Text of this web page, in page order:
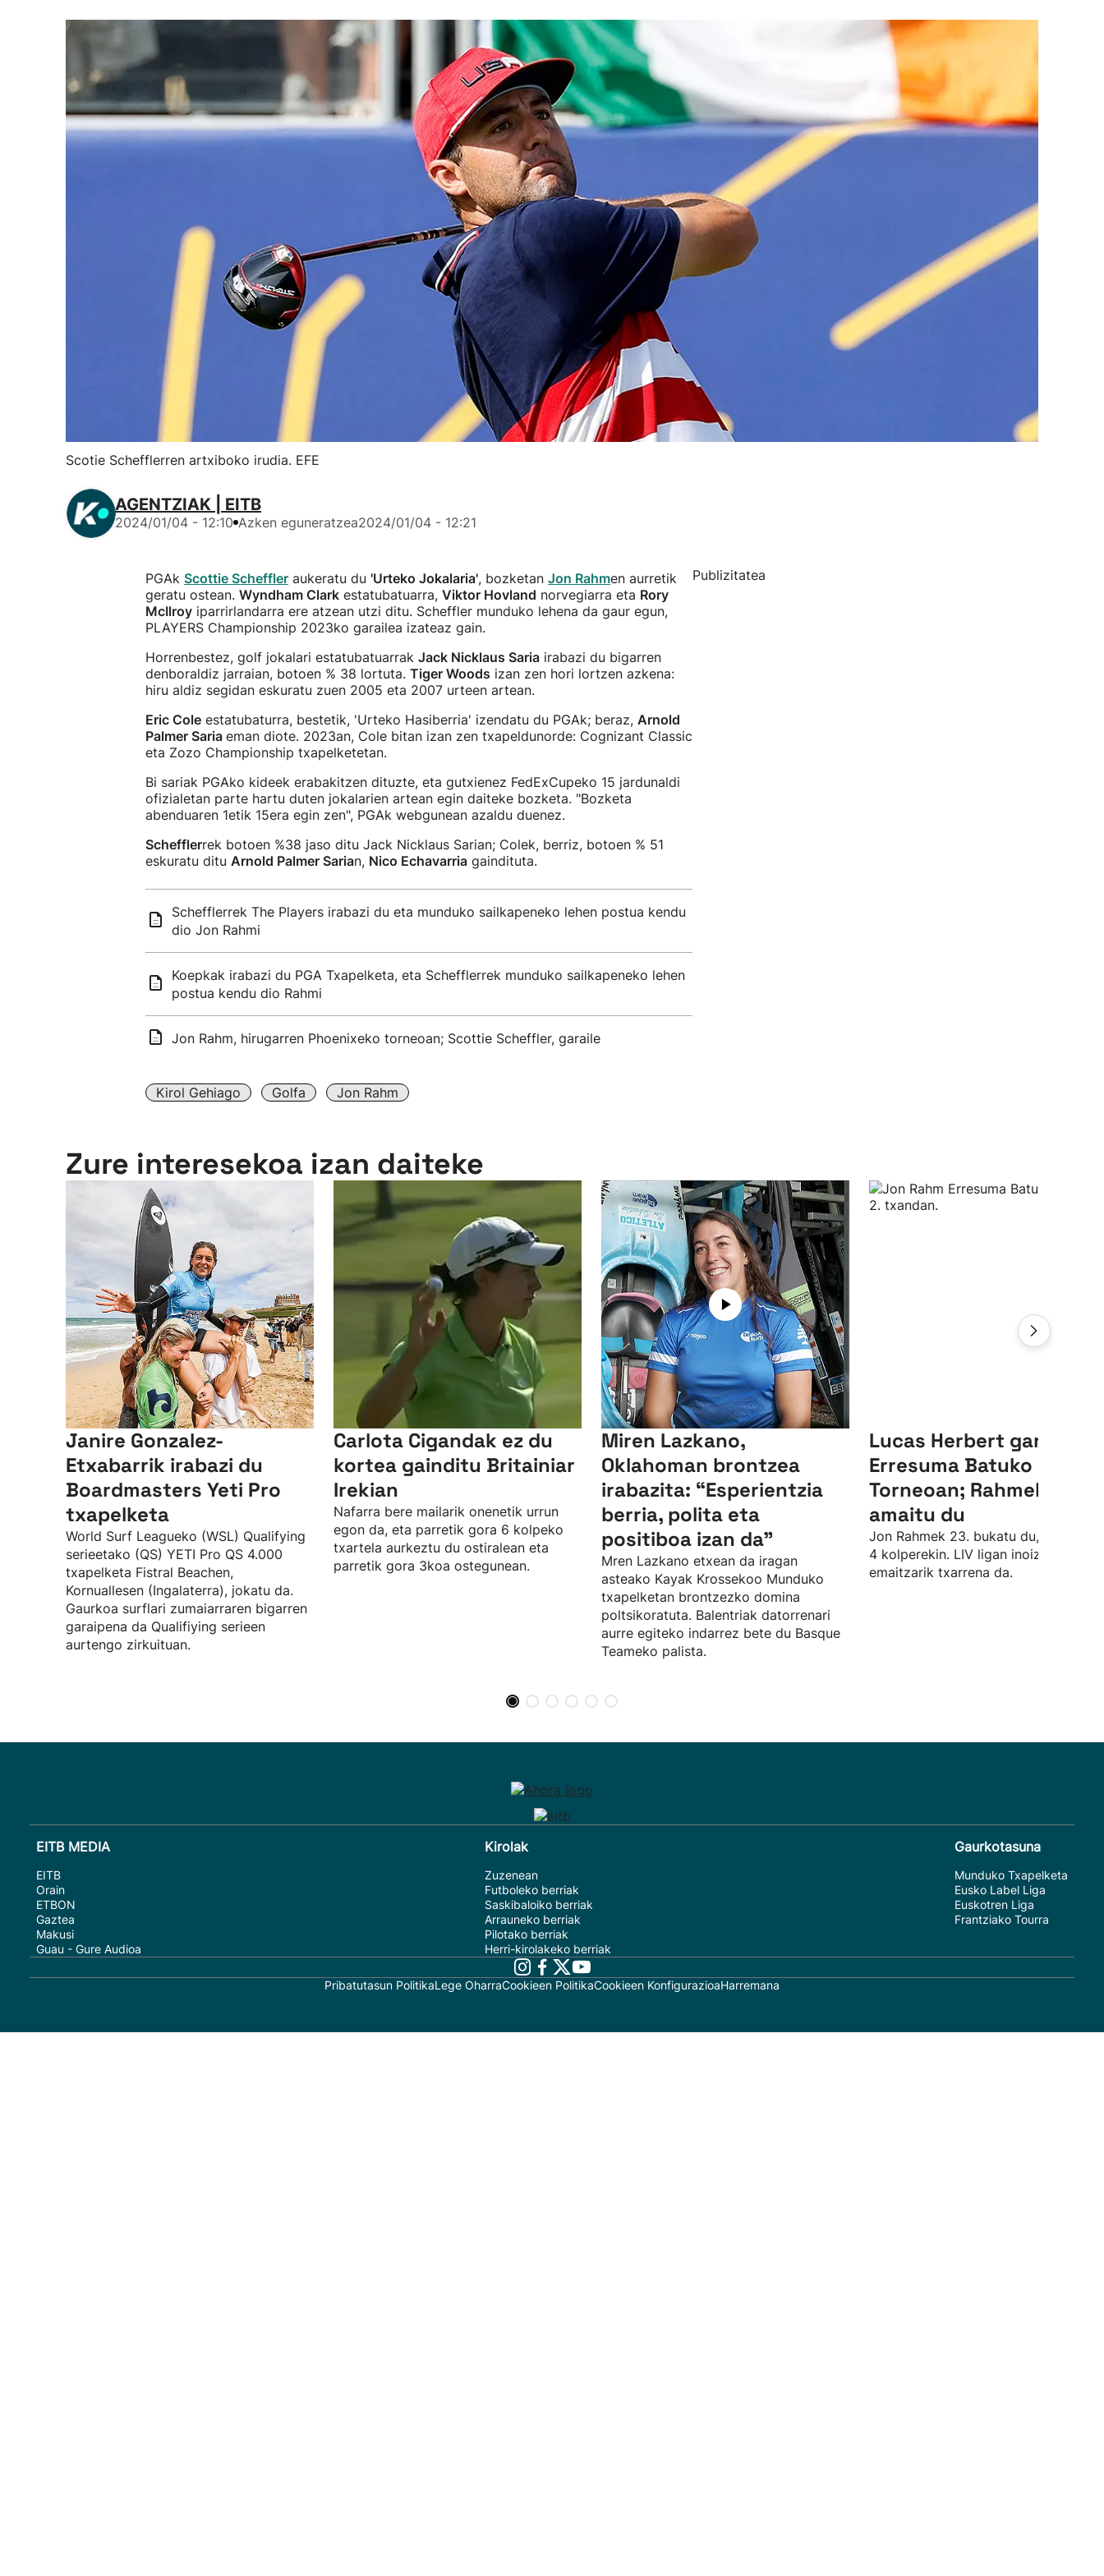
Scotie Schefflerren artxiboko irudia. EFE
AGENTZIAK | EITB
2024/01/04 - 12:10 Azken eguneratzea2024/01/04 - 12:21
PGAk Scottie Scheffler aukeratu du 'Urteko Jokalaria', bozketan Jon Rahmen aurretik
geratu ostean. Wyndham Clark estatubatuarra, Viktor Hovland norvegiarra eta Rory
McIlroy iparrirlandarra ere atzean utzi ditu. Scheffler munduko lehena da gaur egun,
PLAYERS Championship 2023ko garailea izateaz gain.
Horrenbestez, golf jokalari estatubatuarrak Jack Nicklaus Saria irabazi du bigarren
denboraldiz jarraian, botoen % 38 lortuta. Tiger Woods izan zen hori lortzen azkena:
hiru aldiz segidan eskuratu zuen 2005 eta 2007 urteen artean.
Eric Cole estatubaturra, bestetik, 'Urteko Hasiberria' izendatu du PGAk; beraz, Arnold
Palmer Saria eman diote. 2023an, Cole bitan izan zen txapeldunorde: Cognizant Classic
eta Zozo Championship txapelketetan.
Bi sariak PGAko kideek erabakitzen dituzte, eta gutxienez FedExCupeko 15 jardunaldi
ofizialetan parte hartu duten jokalarien artean egin daiteke bozketa. "Bozketa
abenduaren 1etik 15era egin zen", PGAk webgunean azaldu duenez.
Schefflerrek botoen %38 jaso ditu Jack Nicklaus Sarian; Colek, berriz, botoen % 51
eskuratu ditu Arnold Palmer Sarian, Nico Echavarria gaindituta.
Schefflerrek The Players irabazi du eta munduko sailkapeneko lehen postua kendu
dio Jon Rahmi
Koepkak irabazi du PGA Txapelketa, eta Schefflerrek munduko sailkapeneko lehen
postua kendu dio Rahmi
Jon Rahm, hirugarren Phoenixeko torneoan; Scottie Scheffler, garaile
Kirol Gehiago Golfa Jon Rahm
Publizitatea
Zure interesekoa izan daiteke
Janire Gonzalez-
Etxabarrik irabazi du
Boardmasters Yeti Pro
txapelketa
World Surf Leagueko (WSL) Qualifying
serieetako (QS) YETI Pro QS 4.000
txapelketa Fistral Beachen,
Kornuallesen (Ingalaterra), jokatu da.
Gaurkoa surflari zumaiarraren bigarren
garaipena da Qualifiying serieen
aurtengo zirkuituan.
Carlota Cigandak ez du
kortea gainditu Britainiar
Irekian
Nafarra bere mailarik onenetik urrun
egon da, eta parretik gora 6 kolpeko
txartela aurkeztu du ostiralean eta
parretik gora 3koa ostegunean.
Miren Lazkano,
Oklahoman brontzea
irabazita: “Esperientzia
berria, polita eta
positiboa izan da"
Mren Lazkano etxean da iragan
asteako Kayak Krossekoo Munduko
txapelketan brontzezko domina
poltsikoratuta. Balentriak datorrenari
aurre egiteko indarrez bete du Basque
Teameko palista.
Lucas Herbert garaile,
Erresuma Batuko LIV
Torneoan; Rahmek 23.
amaitu du
Jon Rahmek 23. bukatu du, par
4 kolperekin. LIV ligan inoiz izan duen
emaitzarik txarrena da.
EITB MEDIA
EITB
Orain
ETBON
Gaztea
Makusi
Guau - Gure Audioa
Kirolak
Zuzenean
Futboleko berriak
Saskibaloiko berriak
Arrauneko berriak
Pilotako berriak
Herri-kirolakeko berriak
Gaurkotasuna
Munduko Txapelketa
Eusko Label Liga
Euskotren Liga
Frantziako Tourra
Pribatutasun PolitikaLege OharraCookieen PolitikaCookieen KonfigurazioaHarremana